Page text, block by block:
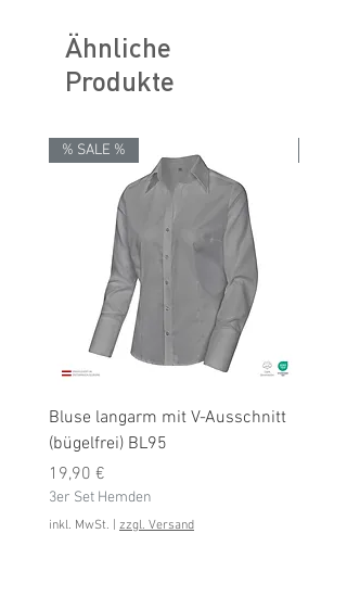
Ähnliche
Produkte
% SALE %
Bluse langarm mit V-Ausschnitt
(bügelfrei) BL95
Preis
19,90 €
3er Set Hemden
inkl. MwSt. zzgl. Versand